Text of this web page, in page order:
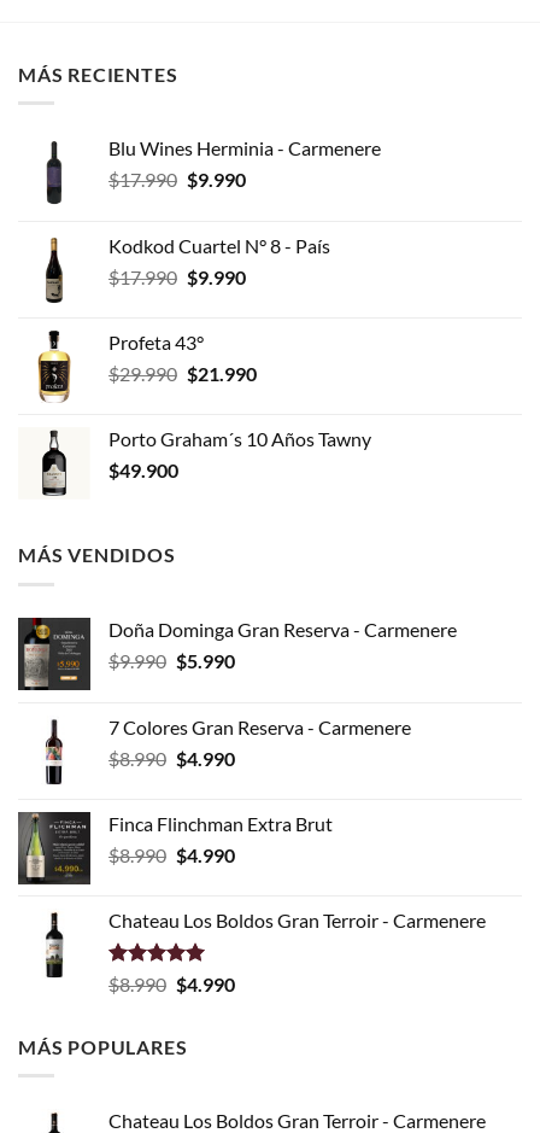
MÁS RECIENTES
Blu Wines Herminia - Carmenere
$17.990 El
era:
$17.990.
$9.990El
es:
$9.990.
Kodkod Cuartel N° 8 - País
$17.990 El
era:
$17.990.
$9.990El
$9.990.
Profeta 43°
$29.990 El
era:
$21.990El
es:
Porto Graham´s 10 Años Tawny
$49.900
MÁS VENDIDOS
Doña Dominga Gran Reserva - Carmenere
$9.990 El
era:
$9.990.
$5.990El
es:
$5.990.
7 Colores Gran Reserva - Carmenere
$8.990 El
era:
$8.990.
$4.990El
es:
$4.990.
Finca Flinchman Extra Brut
$8.990 El
era:
$8.990.
$4.990El
es:
Chateau Los Boldos Gran Terroir - Carmenere
Valorado
con
$8.990 El
era:
$4.990El
MÁS POPULARES
Chateau Los Boldos Gran Terroir - Carmenere